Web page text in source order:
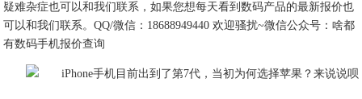
疑难杂症也可以和我们联系，如果您想每天看到数码产品的最新报价也
可以和我们联系。QQ/微信：18688949440 欢迎骚扰~微信公众号：啥都
有数码手机报价查询